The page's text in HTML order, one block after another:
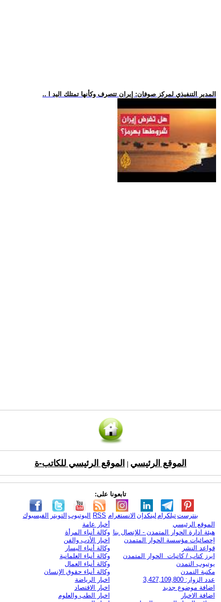
.. المدير التنفيذي لمركز صوفان: إيران تتصرف وكأنها تمتلك اليد ا
الموقع الرئيسي الموقع الرئيسي للكاتب-ة
تابعونا على:
الفيسبوك التويتر اليوتيوب RSS الانستغرام لينكدإن تيلكرامبنترست
الموقع الرئيسي
هيئة ادارة الحوار المتمدن - للإتصال بنا
إحصائيات مؤسسة الحوار المتمدن
قواعد النشر
ابرز كتاب / كاتبات الحوار المتمدن
يوتيوب التمدن
مكتبة التمدن
عدد الزوار: 3,427,109,800
اضافة موضوع جديد
اضافة الاخبار
أخبار عامة
وكالة أنباء المرأة
اخبار الأدب والفن
وكالة أنباء اليسار
وكالة أنباء العلمانية
وكالة أنباء العمال
وكالة أنباء حقوق الإنسان
اخبار الرياضة
اخبار الاقتصاد
اخبار الطب والعلوم